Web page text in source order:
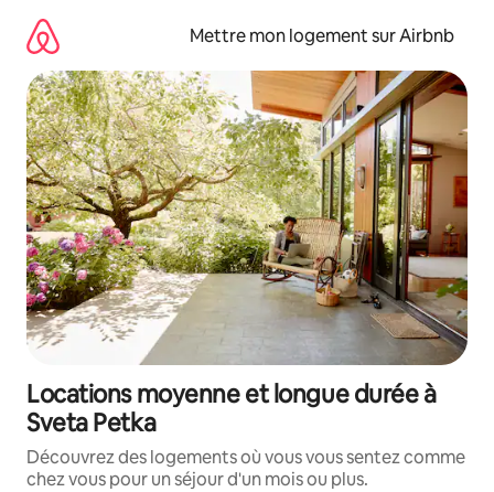
directement
contenu
Mettre mon logement sur Airbnb
Locations moyenne et longue durée à
Sveta Petka
Découvrez des logements où vous vous sentez comme
chez vous pour un séjour d'un mois ou plus.